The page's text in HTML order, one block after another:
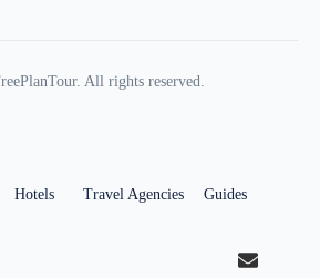
All rights reserved.
Hotels Travel Agencies Guides